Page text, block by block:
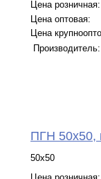
Цена розничная:
Цена оптовая:
Цена
Производитель:
ПГН 50х50,
50х50